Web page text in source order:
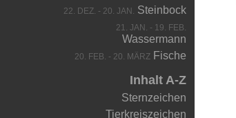
22. DEZ. - 20. JAN. Steinbock
21. JAN. - 19. FEB.
Wassermann
20. FEB. - 20. MÄRZ Fische
Inhalt A-Z
Sternzeichen
Tierkreiszeichen